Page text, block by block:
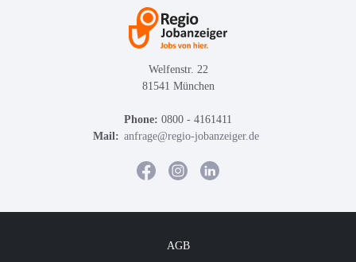
Welfenstr. 22
81541 München
Phone: 0800 - 4161411
Mail: anfrage@regio-jobanzeiger.de
AGB